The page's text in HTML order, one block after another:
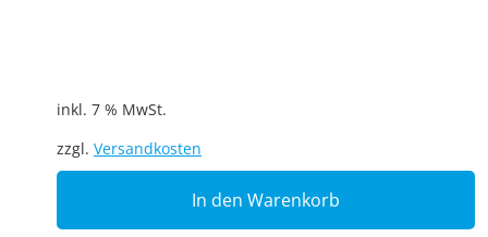
inkl. 7 % MwSt.
zzgl. Versandkosten
In den Warenkorb